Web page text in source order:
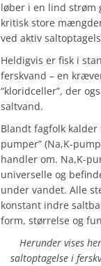
løber i en lind strøm
kritisk store
ved aktiv
Heldigvis er fisk i
ferskvand – en
“kloridceller”, der
saltvand.
Blandt fagfolk
pumper” (Na,K-
handler om. Na,K-
universelle og
under vandet. Alle
konstant indre
form, størrelse og
Herunder vises
saltoptagelse i